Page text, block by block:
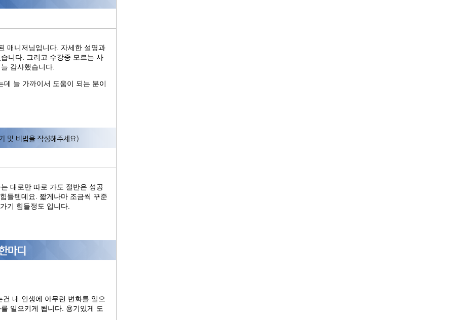
매니저님입니다. 자세한 설명과
니다. 그리고 수강중 모르는 사
감사했습니다.
늘 가까이서 도움이 되는 분이
대로만 따로 가도 절반은 성공
들텐데요. 짧게나마 조금씩 꾸준
기 힘들정도 입니다.
내 인생에 아무런 변화를 일으
일으키게 됩니다. 용기있게 도